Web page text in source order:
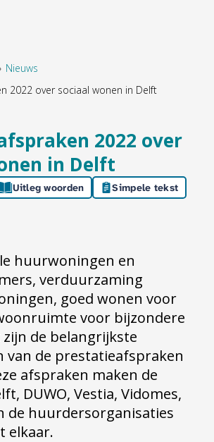
Nieuws
2022 over sociaal wonen in Delft
2022 over
in Delft
Uitleg woorden Simpele tekst
huurwoningen en
verduurzaming
goed wonen voor
voor bijzondere
de belangrijkste
van de prestatieafspraken
afspraken maken de
DUWO, Vestia, Vidomes,
de huurdersorganisaties
elkaar.